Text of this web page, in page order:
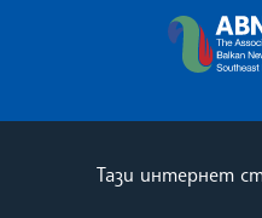
Тази интернет